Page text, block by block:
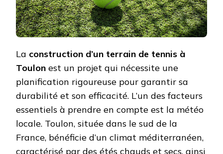
À
?
La construction d’un terrain de tennis à
Toulon est un projet qui nécessite une
planification rigoureuse pour garantir sa
durabilité et son efficacité. L’un des facteurs
essentiels à prendre en compte est la météo
locale. Toulon, située dans le sud de la
France, bénéficie d’un climat méditerranéen,
caractérisé par des étés chauds et secs, ainsi